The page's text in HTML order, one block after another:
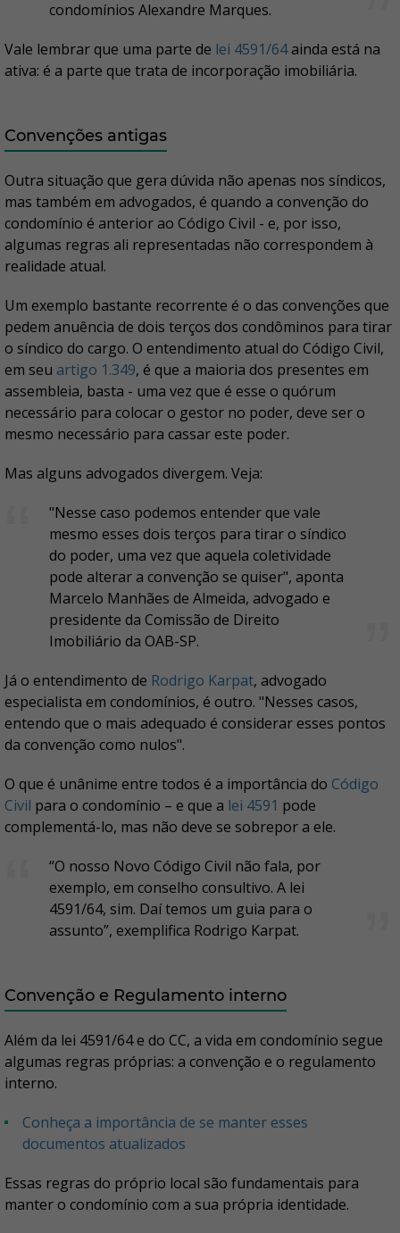
condomínios Alexandre Marques.
Vale lembrar que uma parte de lei 4591/64ainda está na
ativa: é a parte que trata de incorporação imobiliária.
Convenções antigas
Outra situação que gera dúvida não apenas nos síndicos,
mas também em advogados, é quando a convenção do
condomínio é anterior ao Código Civil - e, por isso,
algumas regras ali representadas não correspondem à
realidade atual.
Um exemplo bastante recorrente é o das convenções que
pedem anuência de dois terços dos condôminos para tirar
o síndico do cargo. O entendimento atual do Código Civil,
em seu artigo 1.349, é que a maioria dos presentes em
assembleia, basta - uma vez que é esse o quórum
necessário para colocar o gestor no poder, deve ser o
mesmo necessário para cassar este poder.
Mas alguns advogados divergem. Veja:
"Nesse caso podemos entender que vale
mesmo esses dois terços para tirar o síndico
do poder, uma vez que aquela coletividade
pode alterar a convenção se quiser", aponta
Marcelo Manhães de Almeida, advogado e
presidente da Comissão de Direito
Imobiliário da OAB-SP.
Já o entendimento de Rodrigo Karpat, advogado
especialista em condomínios, é outro. "Nesses casos,
entendo que o mais adequado é considerar esses pontos
da convenção como nulos".
O que é unânime entre todos é a importância do Código
Civil para o condomínio – e que a lei 4591 pode
complementá-lo, mas não deve se sobrepor a ele.
“O nosso Novo Código Civil não fala, por
exemplo, em conselho consultivo. A lei
4591/64, sim. Daí temos um guia para o
assunto”, exemplifica Rodrigo Karpat.
Convenção e Regulamento interno
Além da lei 4591/64 e do CC, a vida em condomínio segue
algumas regras próprias: a convenção e o regulamento
interno.
Conheça a importância de se manter esses
documentos atualizados
Essas regras do próprio local são fundamentais para
manter o condomínio com a sua própria identidade.